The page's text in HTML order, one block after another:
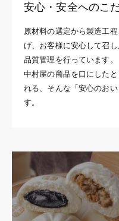
安心・安全へのこ
原材料の選定から製造工
げ、お客様に安心して召
品質管理を行っています。
中村屋の商品を口にした
れる、そんな「安心のお
す。